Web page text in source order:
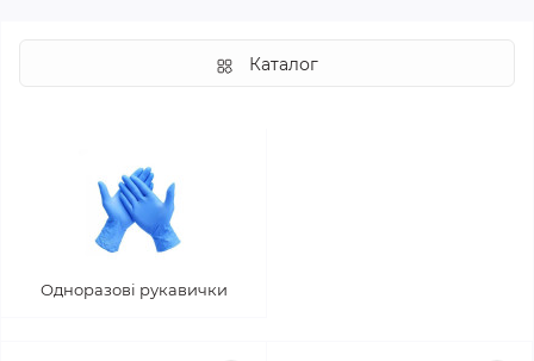
Каталог
Одноразові рукавички